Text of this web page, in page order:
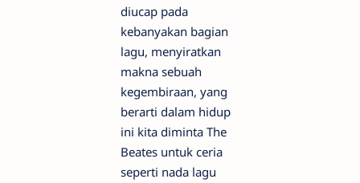
diucap pada
kebanyakan bagian
lagu, menyiratkan
makna sebuah
kegembiraan, yang
berarti dalam hidup
ini kita diminta The
Beates untuk ceria
seperti nada lagu